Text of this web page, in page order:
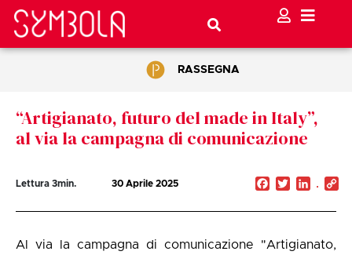
RASSEGNA
“Artigianato, futuro del made in Italy”,
al via la campagna di comunicazione
Lettura 3min. 30 Aprile 2025 Facebook
Twitter
Al via la campagna di comunicazione "Artigianato,